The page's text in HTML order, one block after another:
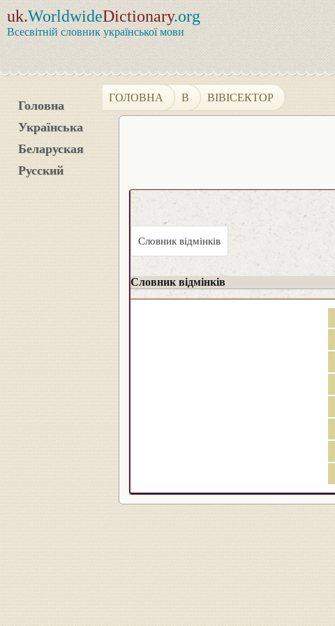
uk.WorldwideDictionary.org
Всесвітній словник української мови
Головна
Українська
Беларуская
Русский
ГОЛОВНА В ВІВІСЕКТОР
Словник відмінків
Словник відмінків